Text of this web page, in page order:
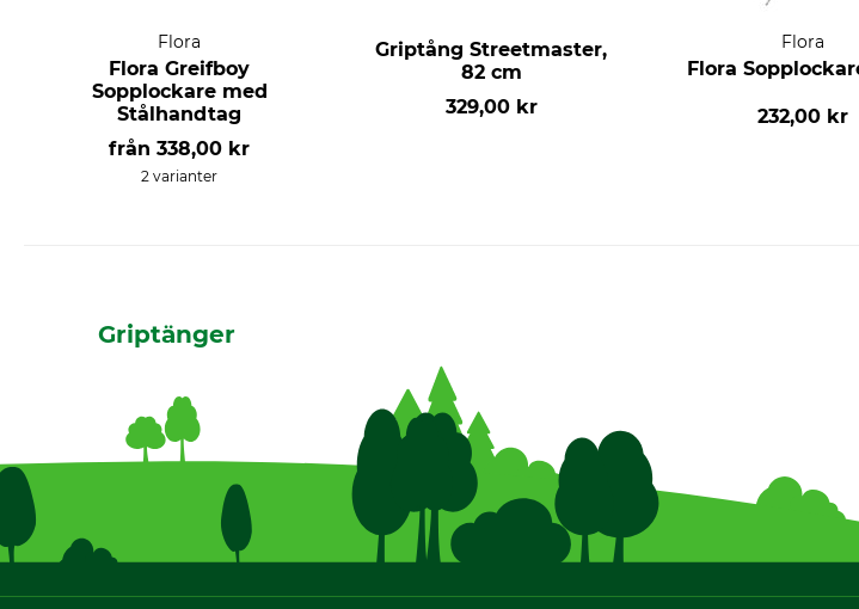
Flora
Flora Greifboy
Sopplockare med
Stålhandtag
från338,00 kr
2 varianter
Griptång Streetmaster,
82 cm
329,00 kr
Flora
Flora
232,00 kr
Griptänger